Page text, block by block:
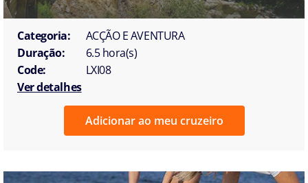
Categoria:
ACÇÃO E AVENTURA
Duração:
6.5 hora(s)
Code:
LXI08
Ver detalhes
Adicionar ao meu cruzeiro